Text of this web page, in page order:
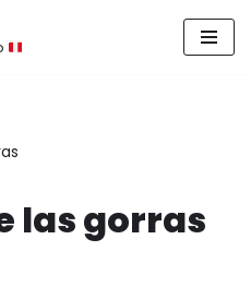
las gorras